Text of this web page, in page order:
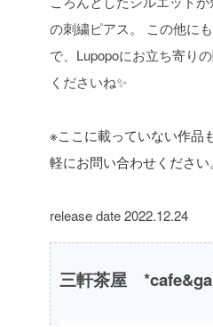
の刺繍ピアス。
この他に
で、Lupopoにお立ち寄り
くださいね✨
※ここに載っていない作品
軽にお問い合わせください。
release date 2022.12.24
三軒茶屋